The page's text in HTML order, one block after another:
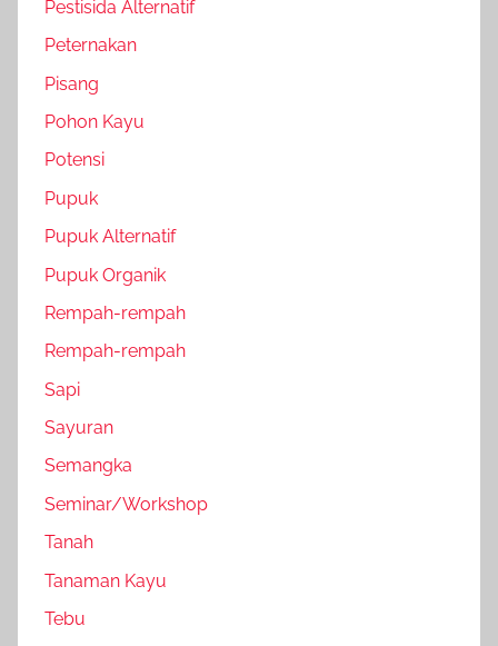
Pestisida Alternatif
Peternakan
Pisang
Pohon Kayu
Potensi
Pupuk
Pupuk Alternatif
Pupuk Organik
Rempah-rempah
Rempah-rempah
Sapi
Sayuran
Semangka
Seminar/Workshop
Tanah
Tanaman Kayu
Tebu